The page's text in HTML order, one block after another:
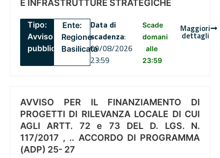
E INFRASTRUTTURE STRATEGICHE
Tipo:
Avviso
pubblico
Ente:
Regione
Basilicata
Data di
scadenza:
09/08/2026
23:59
Scade
domani
alle
23:59
Maggiori
dettagli
AVVISO PER IL FINANZIAMENTO DI
PROGETTI DI RILEVANZA LOCALE DI CUI
AGLI ARTT. 72 e 73 DEL D. LGS. N.
117/2017 , .. ACCORDO DI PROGRAMMA
(ADP) 25- 27